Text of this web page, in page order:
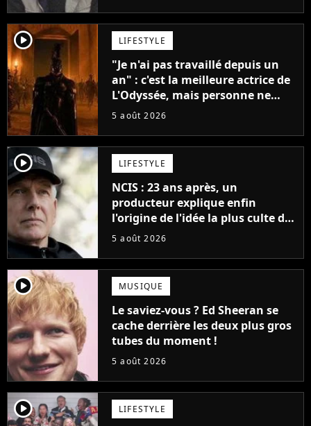
player2 LIFESTYLE
"Je n'ai pas travaillé depuis un
an" : c'est la meilleure actrice de
L'Odyssée, mais personne ne
veut lui donner de rôle au
5 août 2026
player2 LIFESTYLE
NCIS : 23 ans après, un
producteur explique enfin
l'origine de l'idée la plus culte de
la série (et on ne parle pas du
5 août 2026
player2 MUSIQUE
Le saviez-vous ? Ed Sheeran se
cache derrière les deux plus gros
tubes du moment !
5 août 2026
player2 LIFESTYLE